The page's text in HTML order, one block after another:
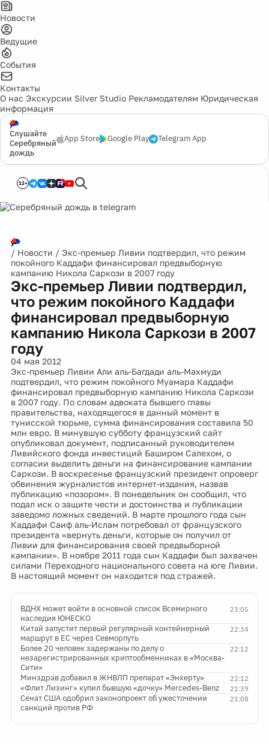
Новости
Ведущие
События
Контакты
О нас Экскурсии Silver Studio Рекламодателям Юридическая
информация
Слушайте
Серебряный
дождь
App Store Google Play Telegram App
12+
/ Новости / Экс-премьер Ливии подтвердил, что режим
покойного Каддафи финансировал предвыборную
кампанию Никола Саркози в 2007 году
Экс-премьер Ливии подтвердил,
что режим покойного Каддафи
финансировал предвыборную
кампанию Никола Саркози в 2007
году
04 мая 2012
Экс-премьер Ливии Али аль-Багдади аль-Махмуди
подтвердил, что режим покойного Муамара Каддафи
финансировал предвыборную кампанию Никола Саркози
в 2007 году. По словам адвоката бывшего главы
правительства, находящегося в данный момент в
тунисской тюрьме, сумма финансирования составила 50
млн евро. В минувшую субботу французский сайт
опубликовал документ, подписанный руководителем
Ливийского фонда инвестиций Баширом Салехом, о
согласии выделить деньги на финансирование кампании
Саркози. В воскресенье французский президент опроверг
обвинения журналистов интернет-издания, назвав
публикацию «позором». В понедельник он сообщил, что
подал иск о защите чести и достоинства и публикации
заведомо ложных сведений. В марте прошлого года сын
Каддафи Саиф аль-Ислам потребовал от французского
президента «вернуть деньги, которые он получил от
Ливии для финансирования своей предвыборной
кампании». В ноябре 2011 года сын Каддафи был захвачен
силами Переходного национального совета на юге Ливии.
В настоящий момент он находится под стражей.
23:05
ВДНХ может войти в основной список Всемирного
наследия ЮНЕСКО
22:34
Китай запустит первый регулярный контейнерный
маршрут в ЕС через Севморпуть
22:12
Более 20 человек задержаны по делу о
незарегистрированных криптообменниках в «Москва-
Сити»
22:12
Минздрав добавил в ЖНВЛП препарат «Энхерту»
21:39
«Флит Лизинг» купил бывшую «дочку» Mercedes-Benz
21:08
Сенат США одобрил законопроект об ужесточении
санкций против РФ